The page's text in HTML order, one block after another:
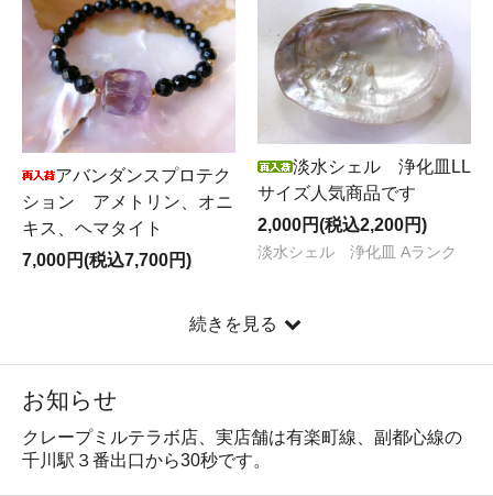
アバンダンスプロテク
ション アメトリン、オニ
キス、ヘマタイト
7,000円(税込7,700円)
淡水シェル 浄化皿LL
サイズ人気商品です
2,000円(税込2,200円)
淡水シェル 浄化皿 Aランク
続きを見る
お知らせ
クレープミルテラボ店、実店舗は有楽町線、副都心線の
千川駅３番出口から30秒です。